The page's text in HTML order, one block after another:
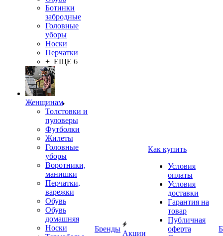
Ботинки
забродные
Головные
уборы
Носки
Перчатки
+ ЕЩЕ 6
Женщинам
Толстовки и
пуловеры
Футболки
Жилеты
Головные
уборы
Воротники,
манишки
Перчатки,
варежки
Обувь
Обувь
домашняя
Носки
Бренды
Акции
Как купить
Условия
оплаты
Условия
доставки
Гарантия на
товар
Публичная
оферта